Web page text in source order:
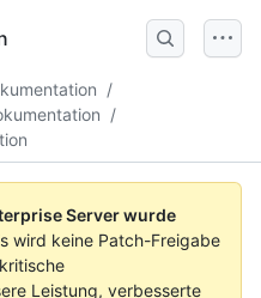
/
/
Server wurde
wird keine Patch-Freigabe
Leistung, verbesserte